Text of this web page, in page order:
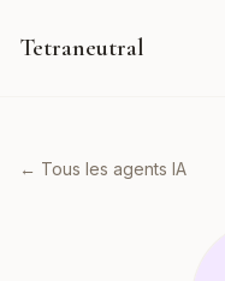
Tetraneutral
← Tous les agents IA